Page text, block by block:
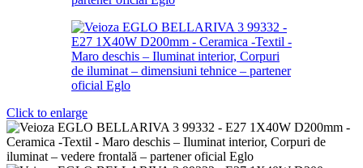
Click to enlarge